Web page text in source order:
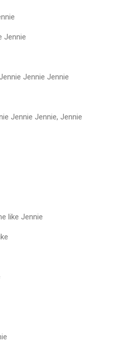
Jennie
Jennie Jennie
Jennie Jennie, Jennie
like Jennie